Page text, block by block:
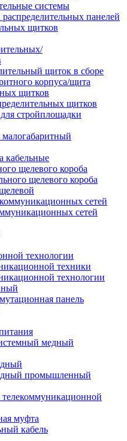
системы
панелей
щитков
щиток в сборе
корпуса/щита
щитков
щитков
стройплощадки
кабельные
щелевого короба
щелевого короба
сетей
технологии
техники
технологии
панель
медный
промышленный
муфта
кабель